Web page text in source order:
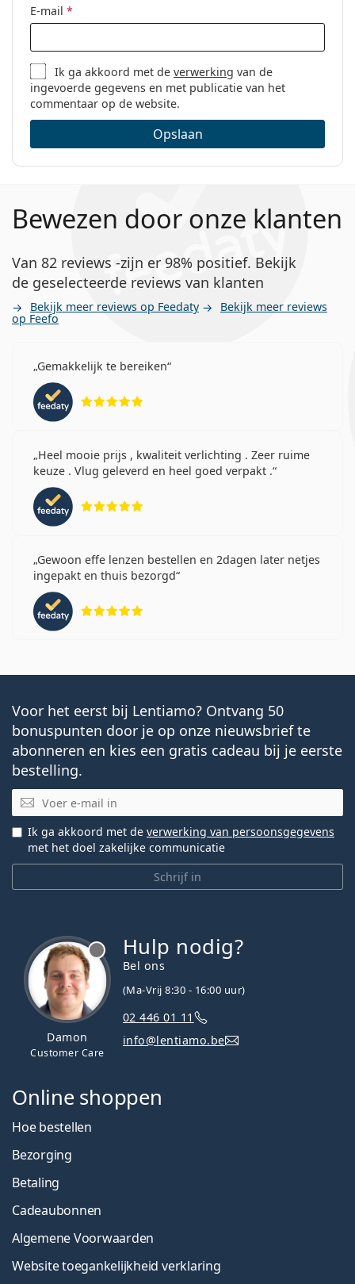
E-mail *
Ik ga akkoord met deverwerking van de
ingevoerde gegevens en met publicatie van het
commentaar op de website.
Opslaan
Bewezen door onze klanten
Van 82 reviews -zijn er 98% positief. Bekijk
de geselecteerde reviews van klanten
Bekijk meer reviews op Feedaty Bekijk meer reviews
op Feefo
Gemakkelijk te bereiken
Heel mooie prijs , kwaliteit verlichting . Zeer ruime
keuze . Vlug geleverd en heel goed verpakt .
Gewoon effe lenzen bestellen en 2dagen later netjes
ingepakt en thuis bezorgd
Voor het eerst bij Lentiamo? Ontvang 50
bonuspunten door je op onze nieuwsbrief te
abonneren en kies een gratis cadeau bij je eerste
bestelling.
E-mail
Schrijf in
Ik ga akkoord met de verwerking van persoonsgegevens
met het doel zakelijke communicatie
Damon
Customer Care
Hulp nodig?
Bel ons
(Ma-Vrij 8:30 - 16:00 uur)
02 446 01 11
info@lentiamo.be
Online shoppen
Hoe bestellen
Bezorging
Betaling
Cadeaubonnen
Algemene Voorwaarden
Website toegankelijkheid verklaring